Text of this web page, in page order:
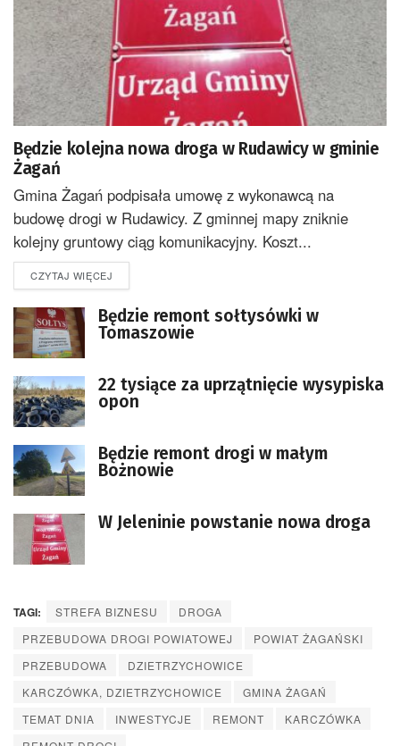
Będzie kolejna nowa droga w Rudawicy w gminie
Żagań
Gmina Żagań podpisała umowę z wykonawcą na
budowę drogi w Rudawicy. Z gminnej mapy zniknie
kolejny gruntowy ciąg komunikacyjny. Koszt...
CZYTAJ WIĘCEJ
Będzie remont sołtysówki w
Tomaszowie
22 tysiące za uprzątnięcie wysypiska
opon
Będzie remont drogi w małym
Bożnowie
W Jeleninie powstanie nowa droga
TAGI: STREFA BIZNESU
DROGA
PRZEBUDOWA DROGI POWIATOWEJ
POWIAT ŻAGAŃSKI
PRZEBUDOWA
DZIETRZYCHOWICE
KARCZÓWKA, DZIETRZYCHOWICE
GMINA ŻAGAŃ
TEMAT DNIA
INWESTYCJE REMONT
KARCZÓWKA